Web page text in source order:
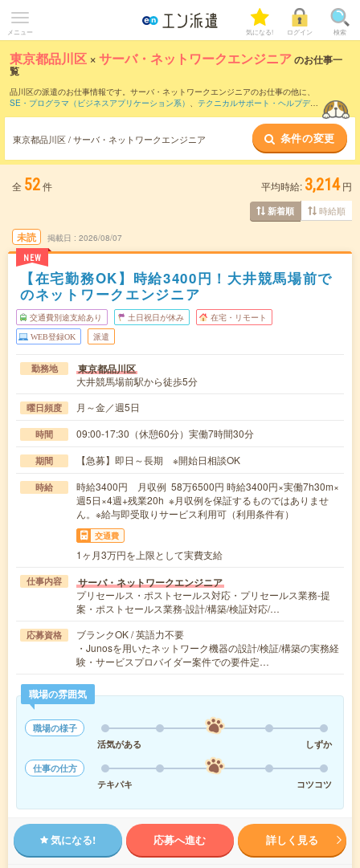
メニュー 気になる! ログイン 検索
東京都品川区 ×サーバ・ネットワークエンジニアのお仕事一
覧
品川区の派遣のお仕事情報です。サーバ・ネットワークエンジニアのお仕事の他に、
SE・プログラマ（ビジネスアプリケーション系） 、 テクニカルサポート・ヘルプデス
サーバ・ネットワ
ークエンジニアのお仕事とは？とは？
東京都品川区 / サーバ・ネットワークエンジニア 条件の変更
全 52件 平均時給: 3,214 円
新着順 時給順
未読
NEW
掲載日 2026/08/07
【在宅勤務OK】時給3400円！大井競馬場前で
のネットワークエンジニア
交通費別途支給あり 土日祝日が休み 在宅・リモート
WEB登録OK 派遣
勤務地 東京都品川区
大井競馬場前駅から徒歩5分
曜日頻度 月～金／週5日
時間 09:00-17:30（休憩60分）実働7時間30分
期間 【急募】即日～長期 ※開始日相談OK
時給
時給3400円 月収例 58万6500円 時給3400円×実働7h30m×
週5日×4週+残業20h ※月収例を保証するものではありませ
ん。※給与即受取りサービス利用可（利用条件有）
交通費
1ヶ月3万円を上限として実費支給
仕事内容 サーバ・ネットワークエンジニア
プリセールス・ポストセールス対応・プリセールス業務-提
案・ポストセールス業務-設計/構築/検証対応/…
応募資格
ブランクOK / 英語力不要
・Junosを用いたネットワーク機器の設計/検証/構築の実務経
験・サービスプロバイダー案件での要件定…
職場の雰囲気
職場の様子
活気がある
しずか
仕事の仕方
テキパキ
コツコツ
気になる! 応募へ進む 詳しく見る